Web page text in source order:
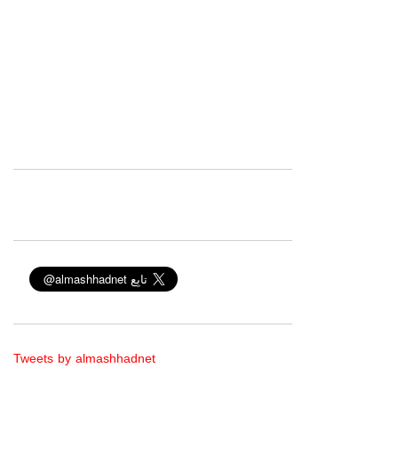
Tweets by almashhadnet